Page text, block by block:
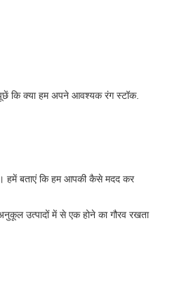
कि क्या हम अपने आवश्यक रंग स्टॉक.
हमें बताएं कि हम आपकी कैसे मदद कर
उत्पादों में से एक होने का गौरव रखता